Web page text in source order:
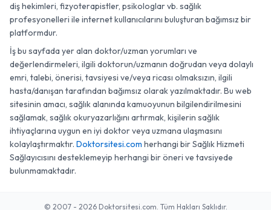
diş hekimleri, fizyoterapistler, psikologlar vb. sağlık
profesyonelleri ile internet kullanıcılarını buluşturan bağımsız bir
platformdur.
İş bu sayfada yer alan doktor/uzman yorumları ve
değerlendirmeleri, ilgili doktorun/uzmanın doğrudan veya dolaylı
emri, talebi, önerisi, tavsiyesi ve/veya ricası olmaksızın, ilgili
hasta/danışan tarafından bağımsız olarak yazılmaktadır. Bu web
sitesinin amacı, sağlık alanında kamuoyunun bilgilendirilmesini
sağlamak, sağlık okuryazarlığını artırmak, kişilerin sağlık
ihtiyaçlarına uygun en iyi doktor veya uzmana ulaşmasını
kolaylaştırmaktır. Doktorsitesi.com herhangi bir Sağlık Hizmeti
Sağlayıcısını desteklemeyip herhangi bir öneri ve tavsiyede
bulunmamaktadır.
© 2007 - 2026 Doktorsitesi.com. Tüm Hakları Saklıdır.